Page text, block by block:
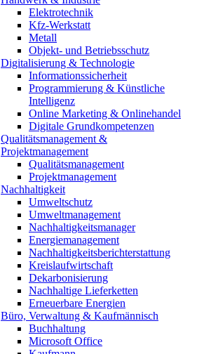
Elektrotechnik
Kfz-Werkstatt
Metall
Objekt- und Betriebsschutz
Digitalisierung & Technologie
Informationssicherheit
Programmierung & Künstliche
Intelligenz
Online Marketing & Onlinehandel
Digitale Grundkompetenzen
Qualitätsmanagement &
Projektmanagement
Qualitätsmanagement
Projektmanagement
Nachhaltigkeit
Umweltschutz
Umweltmanagement
Nachhaltigkeitsmanager
Energiemanagement
Nachhaltigkeitsberichterstattung
Kreislaufwirtschaft
Dekarbonisierung
Nachhaltige Lieferketten
Erneuerbare Energien
Büro, Verwaltung & Kaufmännisch
Buchhaltung
Microsoft Office